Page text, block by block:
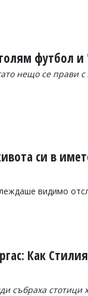
футбол
нещо се прави
си в
видимо
Как
събраха стотици